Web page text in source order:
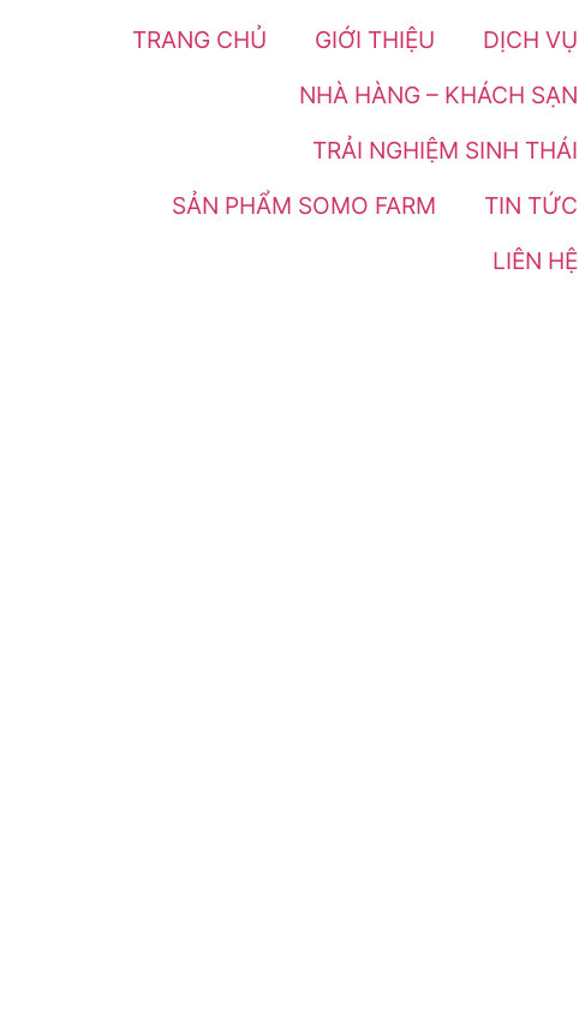
TRANG CHỦ GIỚI THIỆU
DỊCH VỤ
NHÀ HÀNG – KHÁCH SẠN
TRẢI NGHIỆM SINH THÁI
SẢN PHẨM SOMO FARM
TIN TỨC
LIÊN HỆ